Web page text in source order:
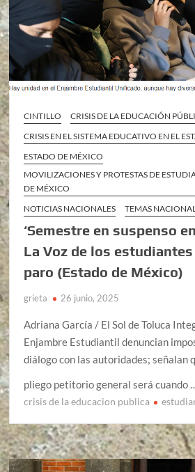
CINTILLO
CRISIS DE LA EDUCACIÓN
CRISIS EN EL SISTEMA EDUCATIVO EN EL
ESTADO DE MÉXICO
MOVILIZACIONES Y PROTESTAS DE
DE MÉXICO
NOTICIAS NACIONALES
TEMAS
‘Semestre en suspenso
La Voz de los
paro (Estado de México)
grieta 26 junio, 2025
Adriana García / El Sol de Toluca
Enjambre Estudiantil denuncian
diálogo con las autoridades; señalan
pliego petitorio general será cuando
crisis de la educacion publica